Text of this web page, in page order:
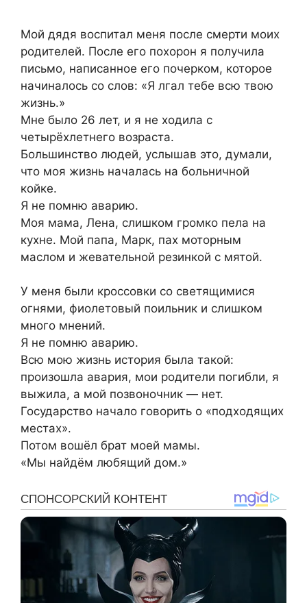
Мой дядя воспитал меня после смерти моих
родителей. После его похорон я получила
письмо, написанное его почерком, которое
начиналось со слов: «Я лгал тебе всю твою
жизнь.»
Мне было 26 лет, и я не ходила с
четырёхлетнего возраста.
Большинство людей, услышав это, думали,
что моя жизнь началась на больничной
койке.
Я не помню аварию.
Моя мама, Лена, слишком громко пела на
кухне. Мой папа, Марк, пах моторным
маслом и жевательной резинкой с мятой.
У меня были кроссовки со светящимися
огнями, фиолетовый поильник и слишком
много мнений.
Я не помню аварию.
Всю мою жизнь история была такой:
произошла авария, мои родители погибли, я
выжила, а мой позвоночник — нет.
Государство начало говорить о «подходящих
местах».
Потом вошёл брат моей мамы.
«Мы найдём любящий дом.»